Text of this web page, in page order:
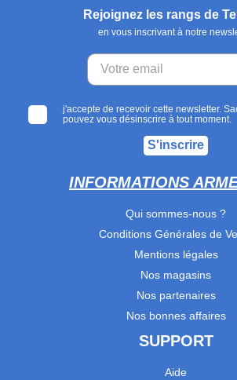
Rejoignez les rangs de
en vous inscrivant à notre
j'accepte de recevoir cette newsletter.
pouvez vous désinscrire à tout moment.
S'inscrire
INFORMATIONS
Qui sommes-nous ?
Conditions Générales de
Mentions légales
Nos magasins
Nos partenaires
Nos bonnes affaires
SUPPORT
Aide